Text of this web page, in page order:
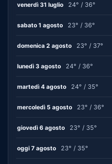
venerdì 31 luglio 24° / 36°
sabato 1 agosto 23° / 36°
domenica 2 agosto 23° / 37°
lunedì 3 agosto 24° / 36°
martedì 4 agosto 24° / 35°
mercoledì 5 agosto 23° / 36°
giovedì 6 agosto 23° / 35°
oggi 7 agosto 23° / 35°